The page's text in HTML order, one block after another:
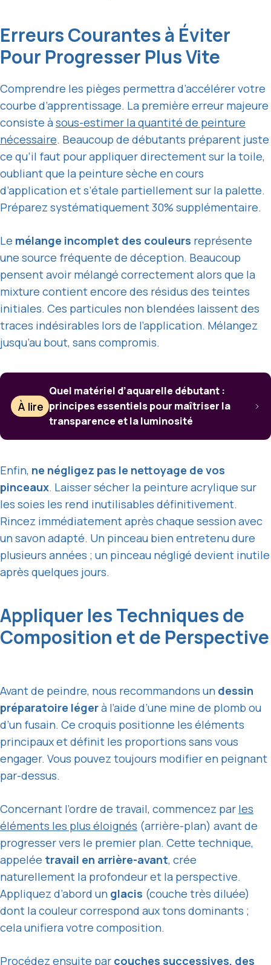
Erreurs Courantes à Éviter
Pour Progresser Plus Vite
Comprendre les pièges permettra d’accélérer votre
courbe d’apprentissage. La première erreur majeure
consiste àsous-estimer la quantité de peinture
nécessaire. Beaucoup de débutants préparent juste
ce qu’il faut pour appliquer directement sur la toile,
oubliant que la peinture sèche en cours
d’application et s’étale partiellement sur la palette.
Préparez systématiquement 30% supplémentaire.
Le mélange incomplet des couleurs représente
une source fréquente de déception. Beaucoup
pensent avoir mélangé correctement alors que la
mixture contient encore des résidus des teintes
initiales. Ces particules non blendées laissent des
traces indésirables lors de l’application. Mélangez
jusqu’au bout, sans compromis.
À lire
Quel matériel d’aquarelle débutant :
principes essentiels pour maîtriser la
transparence et la luminosité
Enfin, ne négligez pas le nettoyage de vos
pinceaux. Laisser sécher la peinture acrylique sur
les soies les rend inutilisables définitivement.
Rincez immédiatement après chaque session avec
un savon adapté. Un pinceau bien entretenu dure
plusieurs années ; un pinceau négligé devient inutile
après quelques jours.
Appliquer les Techniques de
Composition et de Perspective
Avant de peindre, nous recommandons un dessin
préparatoire légerà l’aide d’une mine de plomb ou
d’un fusain. Ce croquis positionne les éléments
principaux et définit les proportions sans vous
engager. Vous pouvez toujours modifier en peignant
par-dessus.
Concernant l’ordre de travail, commencez par les
éléments les plus éloignés (arrière-plan) avant de
progresser vers le premier plan. Cette technique,
appelée travail en arrière-avant, crée
naturellement la profondeur et la perspective.
Appliquez d’abord un glacis (couche très diluée)
dont la couleur correspond aux tons dominants ;
cela unifiera votre composition.
Procédez ensuite par couches successives, des